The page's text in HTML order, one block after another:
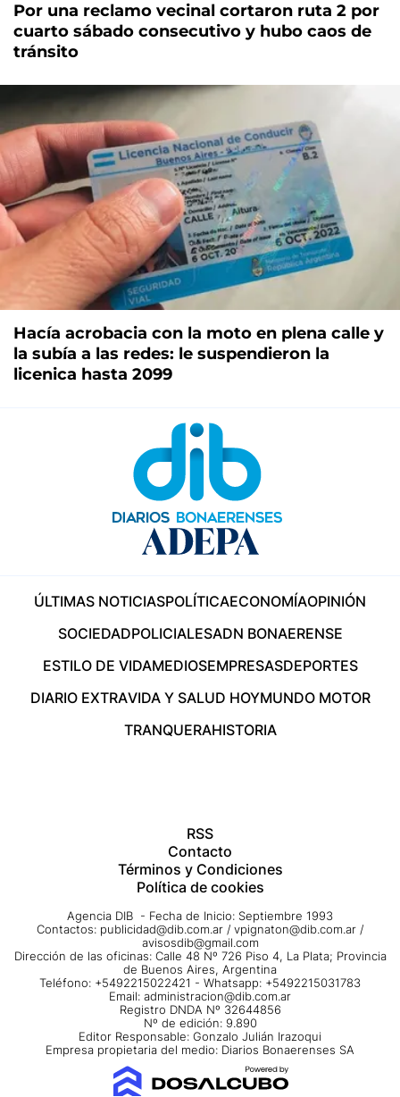
Por una reclamo vecinal cortaron ruta 2 por
cuarto sábado consecutivo y hubo caos de
tránsito
Hacía acrobacia con la moto en plena calle y
la subía a las redes: le suspendieron la
licenica hasta 2099
ÚLTIMAS NOTICIASPOLÍTICAECONOMÍAOPINIÓN
SOCIEDADPOLICIALESADN BONAERENSE
ESTILO DE VIDAMEDIOSEMPRESASDEPORTES
DIARIO EXTRAVIDA Y SALUD HOYMUNDO MOTOR
TRANQUERAHISTORIA
RSS
Contacto
Términos y Condiciones
Política de cookies
Agencia DIB - Fecha de Inicio: Septiembre 1993
Contactos: publicidad@dib.com.ar / vpignaton@dib.com.ar /
avisosdib@gmail.com
Dirección de las oficinas: Calle 48 Nº 726 Piso 4, La Plata; Provincia
de Buenos Aires, Argentina
Teléfono: +5492215022421 - Whatsapp: +5492215031783
Email: administracion@dib.com.ar
Registro DNDA Nº 32644856
Nº de edición: 9.890
Editor Responsable: Gonzalo Julián Irazoqui
Empresa propietaria del medio: Diarios Bonaerenses SA